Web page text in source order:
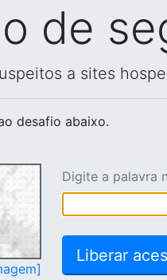
de
a sites
desafio abaixo.
Digite a palavra